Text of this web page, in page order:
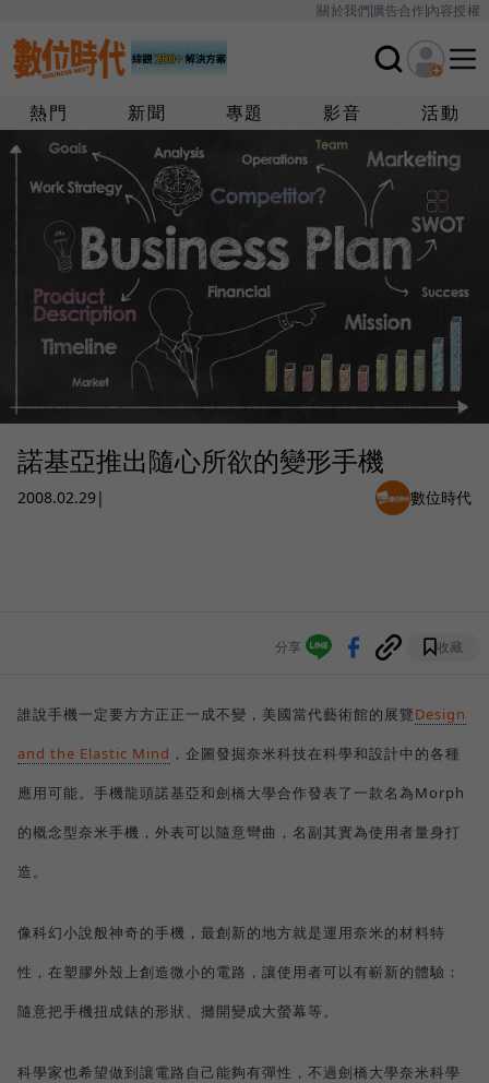
關於我們廣告合作內容授權
熱門 新聞 專題 影音 活動
諾基亞推出隨心所欲的變形手機
2008.02.29| 數位時代
分享 收藏
誰說手機一定要方方正正一成不變，美國當代藝術館的展覽Design
and the Elastic Mind ，企圖發掘奈米科技在科學和設計中的各種
應用可能。手機龍頭諾基亞和劍橋大學合作發表了一款名為Morph
的概念型奈米手機，外表可以隨意彎曲，名副其實為使用者量身打
造。
像科幻小說般神奇的手機，最創新的地方就是運用奈米的材料特
性，在塑膠外殼上創造微小的電路，讓使用者可以有嶄新的體驗：
隨意把手機扭成錶的形狀、攤開變成大螢幕等。
科學家也希望做到讓電路自己能夠有彈性，不過劍橋大學奈米科學